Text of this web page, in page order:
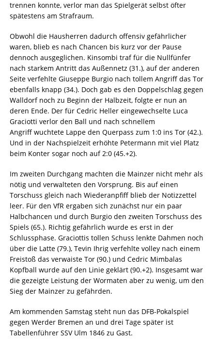
trennen konnte, verlor man das Spielgerät selbst öfter
spätestens am Strafraum.
Obwohl die Hausherren dadurch offensiv gefährlicher
waren, blieb es nach Chancen bis kurz vor der Pause
dennoch ausgeglichen. Kinsombi traf für die Nullfünfer
nach starkem Antritt das Außennetz (31.), auf der anderen
Seite verfehlte Giuseppe Burgio nach tollem Angriff das Tor
ebenfalls knapp (34.). Doch gab es den Doppelschlag gegen
Walldorf noch zu Beginn der Halbzeit, folgte er nun an
deren Ende. Der für Cedric Heller eingewechselte Luca
Graciotti verlor den Ball und nach schnellem
Angriff wuchtete Lappe den Querpass zum 1:0 ins Tor (42.).
Und in der Nachspielzeit erhöhte Petermann mit viel Platz
beim Konter sogar noch auf 2:0 (45.+2).
Im zweiten Durchgang machten die Mainzer nicht mehr als
nötig und verwalteten den Vorsprung. Bis auf einen
Torschuss gleich nach Wiederanpfiff blieb der Notizzettel
leer. Für den VfR ergaben sich zunächst nur ein paar
Halbchancen und durch Burgio den zweiten Torschuss des
Spiels (65.). Richtig gefährlich wurde es erst in der
Schlussphase. Graciottis tollen Schuss lenkte Dahmen noch
über die Latte (79.), Tevin Ihrig verfehlte volley nach einem
Freistoß das verwaiste Tor (90.) und Cedric Mimbalas
Kopfball wurde auf den Linie geklärt (90.+2). Insgesamt war
die gezeigte Leistung der Wormaten aber zu wenig, um den
Sieg der Mainzer zu gefährden.
Am kommenden Samstag steht nun das DFB-Pokalspiel
gegen Werder Bremen an und drei Tage später ist
Tabellenführer SSV Ulm 1846 zu Gast.